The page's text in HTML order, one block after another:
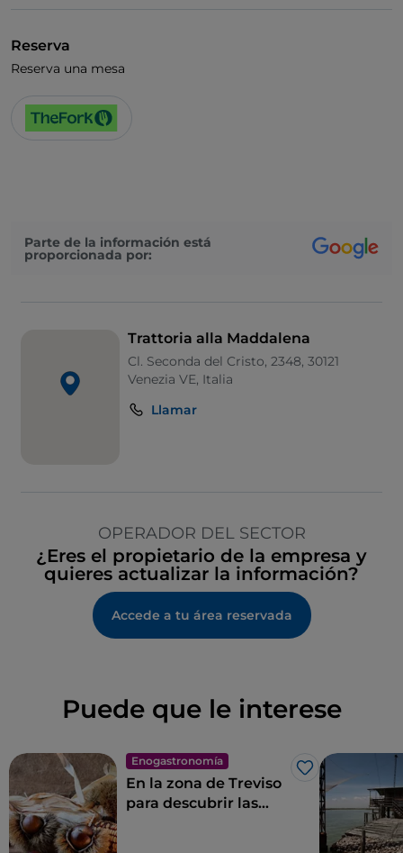
Reserva
Reserva una mesa
Parte de la información está
proporcionada por:
Trattoria alla Maddalena
Cl. Seconda del Cristo, 2348, 30121
Venezia VE, Italia
Llamar
OPERADOR DEL SECTOR
¿Eres el propietario de la empresa y
quieres actualizar la información?
Accede a tu área reservada
Puede que le interese
Enogastronomía
Me gusta
En la zona de Treviso
para descubrir las